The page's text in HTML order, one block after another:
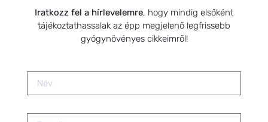
BEMUTATKOZÁS
Iratkozz fel a hírlevelemre, hogy mindig elsőként
tájékoztathassalak az épp megjelenő legfrissebb
gyógynövényes cikkeimről!